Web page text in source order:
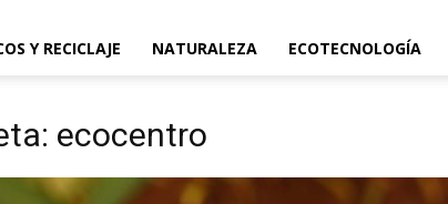
Y RECICLAJE NATURALEZA ECOTECNOLOGÍA
ecocentro